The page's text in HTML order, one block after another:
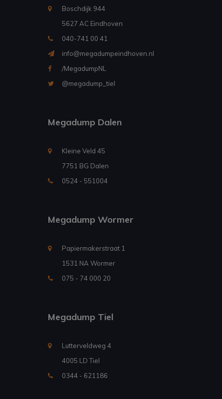
Boschdijk 944
5627 AC Eindhoven
040-741 00 41
info@megadumpeindhoven.nl
/MegadumpNL
@megadump_tiel
Megadump Dalen
Kleine Veld 45
7751 BG Dalen
0524 - 551004
Megadump Wormer
Papiermakerstraat 1
1531 NA Wormer
075 - 74 000 20
Megadump Tiel
Lutterveldweg 4
4005 LD Tiel
0344 - 621186